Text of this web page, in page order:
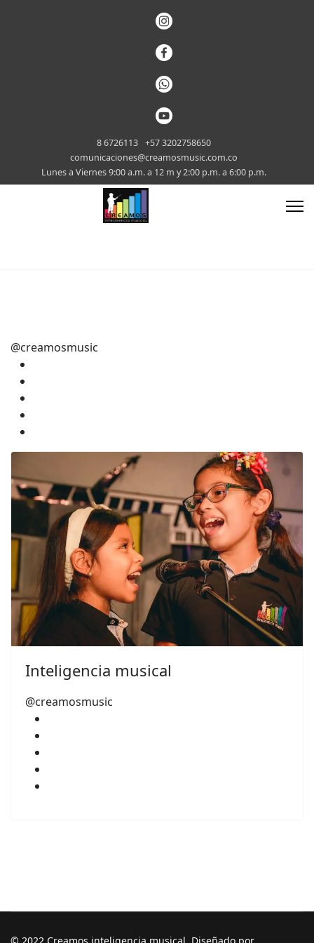
8 6726113
+57 3202758650
comunicaciones@creamosmusic.com.co
Lunes a Viernes 9:00 a.m. a 12 m y 2:00 p.m. a 6:00 p.m.
@creamosmusic
Inteligencia musical
@creamosmusic